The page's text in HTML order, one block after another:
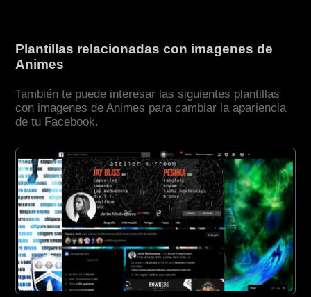
Plantillas relacionadas con imagenes de
Animes
También te puede interesar las siguientes plantillas
con imagenes de Animes para cambiar la apariencia
de tu Facebook.